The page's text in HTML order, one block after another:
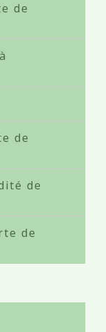
de
de
de
de